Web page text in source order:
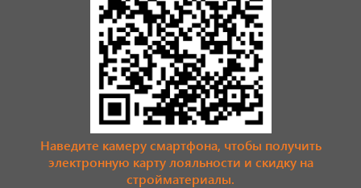
Наведите камеру смартфона, чтобы получить
электронную карту лояльности и скидку на
стройматериалы.